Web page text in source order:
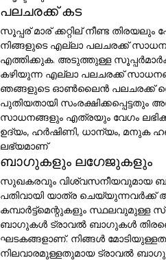
പലചരക്ക് കട
സൂപ്പര് മാര് ക്കറ്റില് നീണ്ട
നിങ്ങളുടെ എല്ലാ പലചരക്ക്
എത്തിക്കുക. അടുത്തുള്ള
കഴിയുന്ന എല്ലാ പലചരക്ക്
ഞങ്ങളുടെ ഓൺലൈൻ പലചരക്ക്
പുതിയതായി
സാധനങ്ങളും എത്രയും വേഗം
ഉദ്യം, ഹർഷിണി, ധാന്യം, മനുക
ലഭ്യമാണ്
ബാഗുകളും ലഗേജുകളും
സുഖകരവും വിശ്വസനീയവുമായ
പതിവായി യാത്ര ചെയ്യുന്നവർക്ക്
കമ്പാർട്ട്മെന്റുകളും
ബാഗുകൾ ട്രാവൽ ബാഗുകൾ
ഘടകങ്ങളാണ്. നിങ്ങൾ
നിലവാരമുള്ളതുമായ ട്രാവൽ